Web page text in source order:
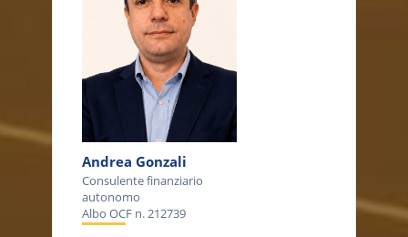
Andrea Gonzali
Consulente finanziario
autonomo
Albo OCF n. 212739